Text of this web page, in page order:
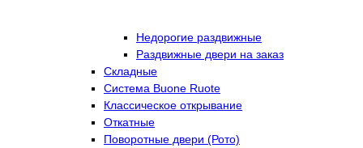
Недорогие раздвижные
Раздвижные двери на заказ
Складные
Cистема Buone Ruote
Классическое открывание
Откатные
Поворотные двери (Рото)